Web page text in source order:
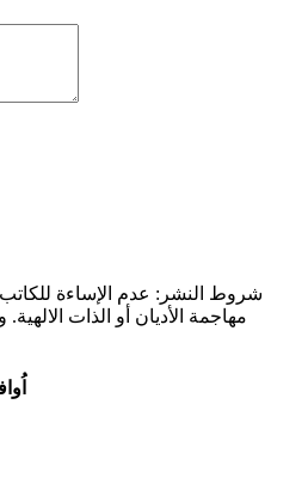
شروط النشر: عدم الإساءة
مهاجمة الأديان أو الذات